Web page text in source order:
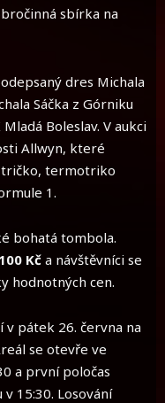
dres Michala
Sáčka z Górniku
Boleslav. V aukci
Allwyn, které
tričko, termotriko
1.
bohatá tombola.
100 Kč a návštěvníci se
hodnotných cen.
v pátek 26. června na
se otevře ve
a první poločas
15:30. Losování